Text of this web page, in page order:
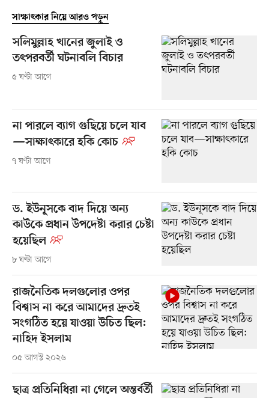
সাক্ষাৎকার নিয়ে আরও পড়ুন
সলিমুল্লাহ খানের জুলাই ও
তৎপরবর্তী ঘটনাবলি বিচার
৫ ঘণ্টা আগে
না পারলে ব্যাগ গুছিয়ে চলে যাব
—সাক্ষাৎকারে হকি কোচ
৭ ঘণ্টা আগে
ড. ইউনূসকে বাদ দিয়ে অন্য
কাউকে প্রধান উপদেষ্টা করার চেষ্টা
হয়েছিল
৮ ঘণ্টা আগে
রাজনৈতিক দলগুলোর ওপর
বিশ্বাস না করে আমাদের দ্রুতই
সংগঠিত হয়ে যাওয়া উচিত ছিল:
নাহিদ ইসলাম
০৫ আগস্ট ২০২৬
ছাত্র প্রতিনিধিরা না গেলে অন্তর্বর্তী